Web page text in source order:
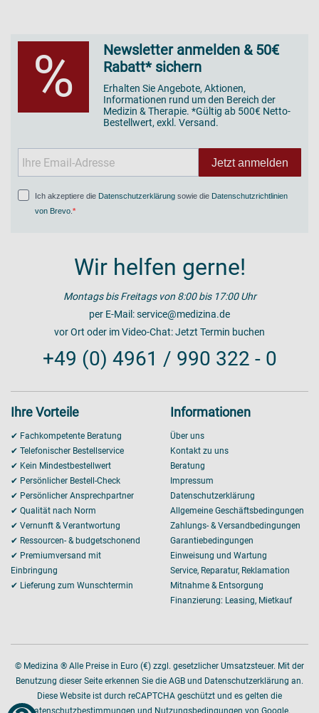
%
Newsletter anmelden & 50€
Rabatt* sichern
Erhalten Sie Angebote, Aktionen,
Informationen rund um den Bereich der
Medizin & Therapie. *Gültig ab 500€ Netto-
Bestellwert, exkl. Versand.
Jetzt anmelden
Ich akzeptiere die Datenschutzerklärung sowie die Datenschutzrichtlinien
von Brevo
Wir helfen gerne!
Montags bis Freitags von 8:00 bis 17:00 Uhr
per E-Mail:service@medizina.de
vor Ort oder im Video-Chat:Jetzt Termin buchen
+49 (0) 4961 / 990 322 - 0
Ihre Vorteile
✔ Fachkompetente Beratung
✔ Telefonischer Bestellservice
✔ Kein Mindestbestellwert
✔ Persönlicher Bestell-Check
✔ Persönlicher Ansprechpartner
✔ Qualität nach Norm
✔ Vernunft & Verantwortung
✔ Ressourcen- & budgetschonend
✔ Premiumversand mit
Einbringung
✔ Lieferung zum Wunschtermin
Informationen
Über uns
Kontakt zu uns
Beratung
Impressum
Datenschutzerklärung
Allgemeine Geschäftsbedingungen
Zahlungs- & Versandbedingungen
Garantiebedingungen
Einweisung und Wartung
Service, Reparatur, Reklamation
Mitnahme & Entsorgung
Finanzierung: Leasing, Mietkauf
© Medizina ® Alle Preise in Euro (€) zzgl. gesetzlicher Umsatzsteuer. Mit der
Benutzung dieser Seite erkennen Sie die AGB und Datenschutzerklärung an.
Diese Website ist durch reCAPTCHA geschützt und es gelten die
Datenschutzbestimmungen und Nutzungsbedingungen von Google.